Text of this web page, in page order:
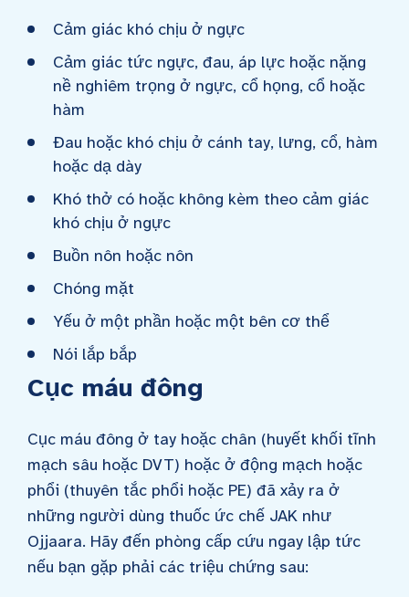
Cảm giác khó chịu ở ngực
Cảm giác tức ngực, đau, áp lực hoặc nặng
nề nghiêm trọng ở ngực, cổ họng, cổ hoặc
hàm
Đau hoặc khó chịu ở cánh tay, lưng, cổ, hàm
hoặc dạ dày
Khó thở có hoặc không kèm theo cảm giác
khó chịu ở ngực
Buồn nôn hoặc nôn
Chóng mặt
Yếu ở một phần hoặc một bên cơ thể
Nói lắp bắp
Cục máu đông
Cục máu đông ở tay hoặc chân (huyết khối tĩnh
mạch sâu hoặc DVT) hoặc ở động mạch hoặc
phổi (thuyên tắc phổi hoặc PE) đã xảy ra ở
những người dùng thuốc ức chế JAK như
Ojjaara. Hãy đến phòng cấp cứu ngay lập tức
nếu bạn gặp phải các triệu chứng sau: